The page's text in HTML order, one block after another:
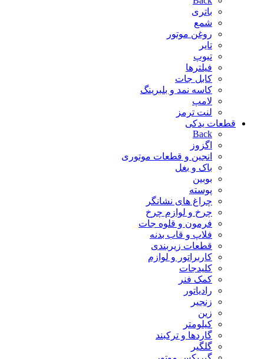
باتری
شمع
روغن موتور
تایر
تیوپ
فیلترها
کابل جات
کاسه نمد و بلبرینگ
لامپ
لنت ترمز
قطعات یدکی
Back
اگزوز
انجین و قطعات موتوری
باک و بغل
بوبین
پوسته
چراغ های نشانگر
چرخ و لوازم چرخ
فرمون و قلوه جات
فلاپ و قاب بدنه
قطعات زیربندی
کاربراتور و لوازم
کلیدجات
کمک فنر
رادیاتور
زنجیر
زین
کیلومتر
گاردها و ترکبند
گلگیر